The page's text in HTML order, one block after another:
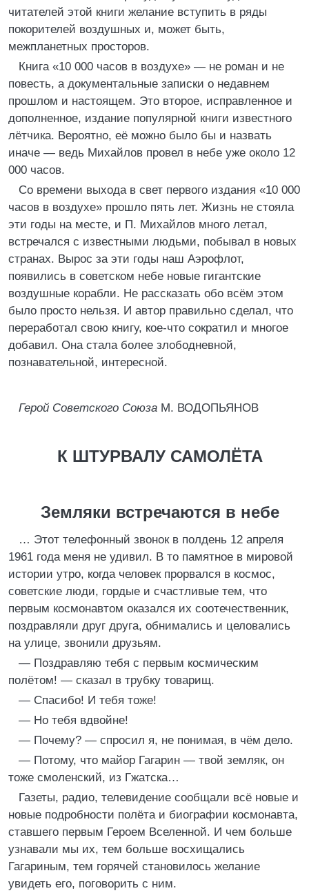
читателей этой книги желание вступить в ряды
покорителей воздушных и, может быть,
межпланетных просторов.
Книга «10 000 часов в воздухе» — не роман и не
повесть, а документальные записки о недавнем
прошлом и настоящем. Это второе, исправленное и
дополненное, издание популярной книги известного
лётчика. Вероятно, её можно было бы и назвать
иначе — ведь Михайлов провел в небе уже около 12
000 часов.
Со времени выхода в свет первого издания «10 000
часов в воздухе» прошло пять лет. Жизнь не стояла
эти годы на месте, и П. Михайлов много летал,
встречался с известными людьми, побывал в новых
странах. Вырос за эти годы наш Аэрофлот,
появились в советском небе новые гигантские
воздушные корабли. Не рассказать обо всём этом
было просто нельзя. И автор правильно сделал, что
переработал свою книгу, кое-что сократил и многое
добавил. Она стала более злободневной,
познавательной, интересной.
Герой Советского Союза М. ВОДОПЬЯНОВ
К ШТУРВАЛУ САМОЛЁТА
Земляки встречаются в небе
… Этот телефонный звонок в полдень 12 апреля
1961 года меня не удивил. В то памятное в мировой
истории утро, когда человек прорвался в космос,
советские люди, гордые и счастливые тем, что
первым космонавтом оказался их соотечественник,
поздравляли друг друга, обнимались и целовались
на улице, звонили друзьям.
— Поздравляю тебя с первым космическим
полётом! — сказал в трубку товарищ.
— Спасибо! И тебя тоже!
— Но тебя вдвойне!
— Почему? — спросил я, не понимая, в чём дело.
— Потому, что майор Гагарин — твой земляк, он
тоже смоленский, из Гжатска…
Газеты, радио, телевидение сообщали всё новые и
новые подробности полёта и биографии космонавта,
ставшего первым Героем Вселенной. И чем больше
узнавали мы их, тем больше восхищались
Гагариным, тем горячей становилось желание
увидеть его, поговорить с ним.